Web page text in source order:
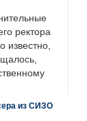
ректора
известно,
из СИЗО